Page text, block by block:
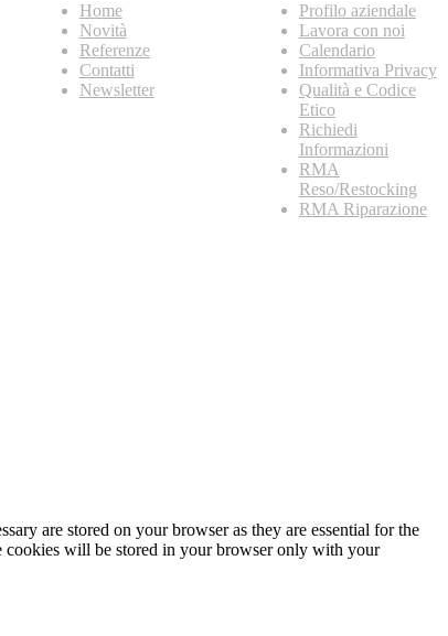
Home
Novità
Referenze
Contatti
Newsletter
Profilo aziendale
Lavora con noi
Calendario
Informativa Privacy
Qualità e Codice
Etico
Richiedi
Informazioni
RMA
Reso/Restocking
RMA Riparazione
are stored on your browser as they are essential for the
cookies will be stored in your browser only with your